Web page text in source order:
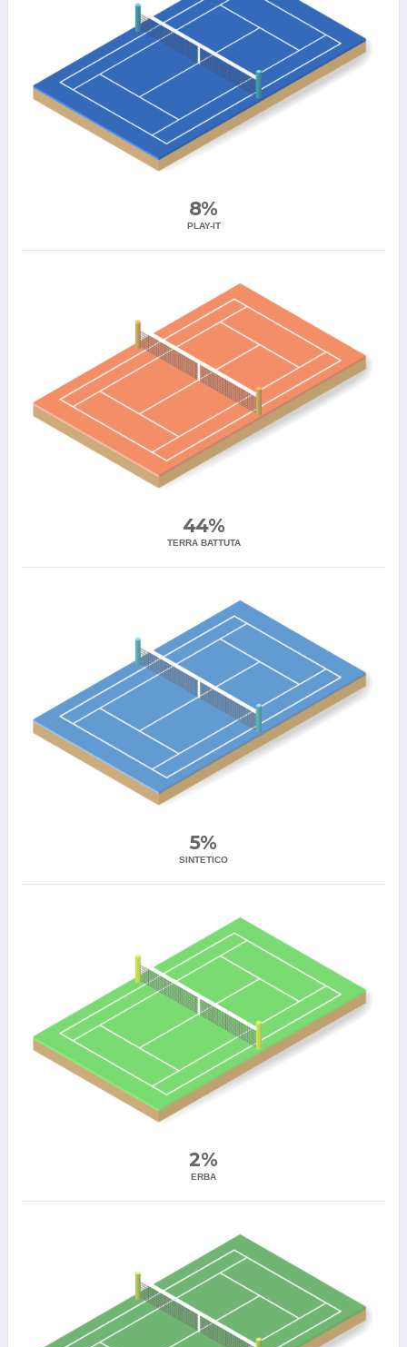
8%
PLAY-IT
44%
TERRA BATTUTA
5%
SINTETICO
2%
ERBA